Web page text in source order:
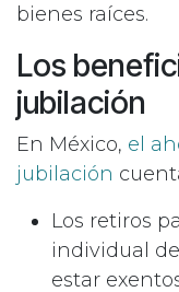
bienes raíces.
Los
jubilación
En México, el
jubilación
Los retiros
individual
estar